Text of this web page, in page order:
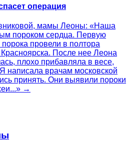
операция
мамы Леоны: «Наша
пороком сердца. Первую
провели в полтора
После нее Леона
плохо прибавляла в весе,
написала врачам московской
принять. Они выявили пороки
→